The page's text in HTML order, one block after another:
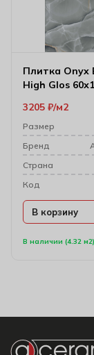
Плитка Onyx
High Glos
В наличии (4.32 м2)
3205 ₽ м2
Размер
Бренд
Cтрана
Код
В корзину